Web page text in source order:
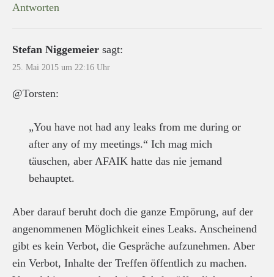
Antworten
Stefan Niggemeier sagt:
25. Mai 2015 um 22:16 Uhr
@Torsten:
„You have not had any leaks from me during or
after any of my meetings.“ Ich mag mich
täuschen, aber AFAIK hatte das nie jemand
behauptet.
Aber darauf beruht doch die ganze Empörung, auf der
angenommenen Möglichkeit eines Leaks. Anscheinend
gibt es kein Verbot, die Gespräche aufzunehmen. Aber
ein Verbot, Inhalte der Treffen öffentlich zu machen.